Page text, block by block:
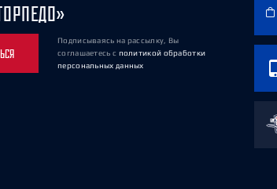
Подписываясь на рассылку, Вы
соглашаетесь с политикой обработки
персональных данных